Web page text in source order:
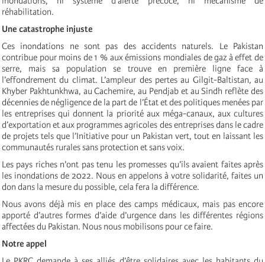
réhabilitation.
Une catastrophe injuste
Ces inondations ne sont pas des accidents naturels. Le Pakistan
contribue pour moins de 1 % aux émissions mondiales de gaz à effet de
serre, mais sa population se trouve en première ligne face à
l’effondrement du climat. L’ampleur des pertes au Gilgit-Baltistan, au
Khyber Pakhtunkhwa, au Cachemire, au Pendjab et au Sindh reflète des
décennies de négligence de la part de l’État et des politiques menées par
les entreprises qui donnent la priorité aux méga-canaux, aux cultures
d’exportation et aux programmes agricoles des entreprises dans le cadre
de projets tels que l’Initiative pour un Pakistan vert, tout en laissant les
communautés rurales sans protection et sans voix.
Les pays riches n’ont pas tenu les promesses qu’ils avaient faites après
les inondations de 2022. Nous en appelons à votre solidarité, faites un
don dans la mesure du possible, cela fera la différence.
Nous avons déjà mis en place des camps médicaux, mais pas encore
apporté d’autres formes d’aide d’urgence dans les différentes régions
affectées du Pakistan. Nous nous mobilisons pour ce faire.
Notre appel